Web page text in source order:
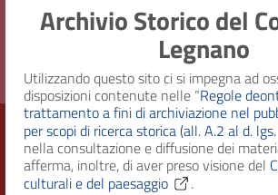
Archivio Storico del
Legnano
Utilizzando questo sito ci si impegna ad
disposizioni contenute nelle “Regole
trattamento a fini di archiviazione nel
per scopi di ricerca storica (all. A.2 al d.
nella consultazione e diffusione dei
afferma, inoltre, di aver preso visione del
culturali e del paesaggio
.
Diritto d'accesso Uso pubblico
Città di Legnano –